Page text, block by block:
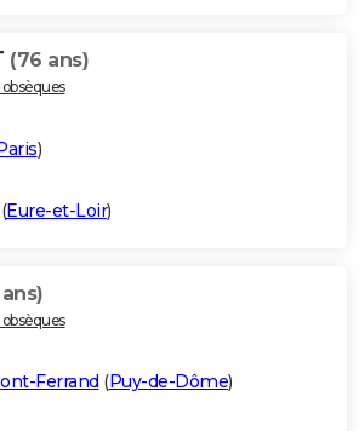
(76 ans)
)
(Eure-et-Loir)
Ferrand (Puy-de-Dôme)